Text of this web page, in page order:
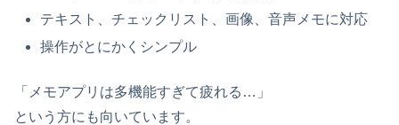
テキスト、チェックリスト、画像、音声メモに対応
操作がとにかくシンプル
「メモアプリは多機能すぎて疲れる…」
という方にも向いています。